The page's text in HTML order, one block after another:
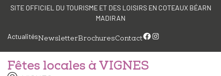
Panneau de gestion des cookies
AllerSITE OFFICIEL DU TOURISME ET DES LOISIRS EN COTEAUX BÉARN
MADIRAN
ActualitésNewsletterBrochuresContactFacebook
Instagram
Fêtes locales à VIGNES